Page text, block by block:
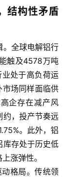
结构性矛盾
。全球电解铝行
触及4578万吨
处于高负荷运
市场同样面临供
企存在减产风
约，投产节奏远
。此外，铝
库存处于历史低
涨弹性。
格局。传统领